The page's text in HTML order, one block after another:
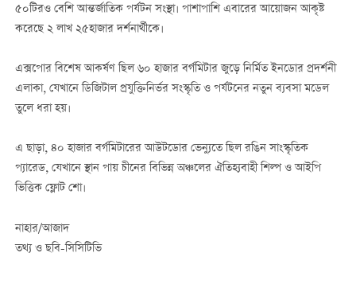
৫০টিরও বেশি আন্তর্জাতিক পর্যটন সংস্থা। পাশাপাশি এবারের আয়োজন আকৃষ্ট
করেছে ২ লাখ ২৫হাজার দর্শনার্থীকে।
এক্সপোর বিশেষ আকর্ষণ ছিল ৬০ হাজার বর্গমিটার জুড়ে নির্মিত ইনডোর প্রদর্শনী
এলাকা, যেখানে ডিজিটাল প্রযুক্তিনির্ভর সংস্কৃতি ও পর্যটনের নতুন ব্যবসা মডেল
তুলে ধরা হয়।
এ ছাড়া, ৪০ হাজার বর্গমিটারের আউটডোর ভেন্যুতে ছিল রঙিন সাংস্কৃতিক
প্যারেড, যেখানে স্থান পায় চীনের বিভিন্ন অঞ্চলের ঐতিহ্যবাহী শিল্প ও আইপি
ভিত্তিক ফ্লোট শো।
নাহার/আজাদ
তথ্য ও ছবি-সিসিটিভি